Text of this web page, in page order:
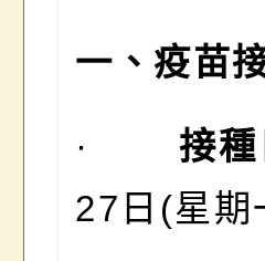
一、疫苗
· 接種
27日(星期